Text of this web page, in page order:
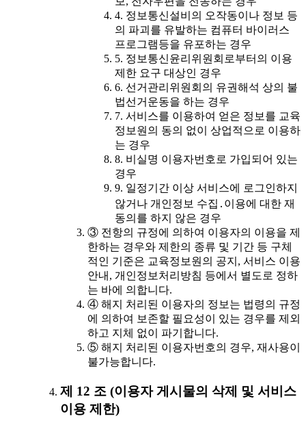
4. 정보통신설비의 오작동이나 정보 등
의 파괴를 유발하는 컴퓨터 바이러스
프로그램등을 유포하는 경우
5. 정보통신윤리위원회로부터의 이용
제한 요구 대상인 경우
6. 선거관리위원회의 유권해석 상의 불
법선거운동을 하는 경우
7. 서비스를 이용하여 얻은 정보를 교육
정보원의 동의 없이 상업적으로 이용하
는 경우
8. 비실명 이용자번호로 가입되어 있는
경우
9. 일정기간 이상 서비스에 로그인하지
않거나 개인정보 수집․이용에 대한 재
동의를 하지 않은 경우
③ 전항의 규정에 의하여 이용자의 이용을 제
한하는 경우와 제한의 종류 및 기간 등 구체
적인 기준은 교육정보원의 공지, 서비스 이용
안내, 개인정보처리방침 등에서 별도로 정하
는 바에 의합니다.
④ 해지 처리된 이용자의 정보는 법령의 규정
에 의하여 보존할 필요성이 있는 경우를 제외
하고 지체 없이 파기합니다.
⑤ 해지 처리된 이용자번호의 경우, 재사용이
불가능합니다.
제 12 조 (이용자 게시물의 삭제 및 서비스
이용 제한)